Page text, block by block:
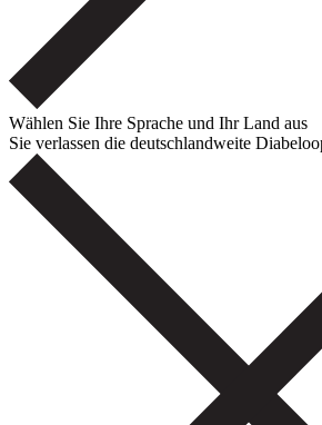
Wählen Sie Ihre Sprache und Ihr Land aus
Sie verlassen die deutschlandweite